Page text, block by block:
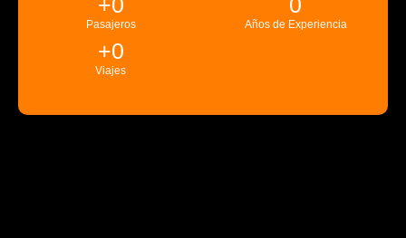
Pasajeros Años de Experiencia
Viajes
+0